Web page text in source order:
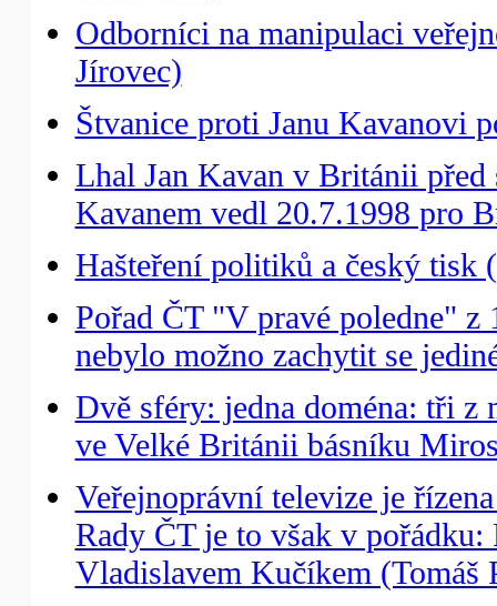
Odborníci na manipulaci
Jírovec)
Štvanice proti Janu Kavanovi
Lhal Jan Kavan v Británii před
Kavanem vedl 20.7.1998 pro
Hašteření politiků a český tisk
Pořad ČT "V pravé poledne" z
nebylo možno zachytit se
Dvě sféry: jedna doména: tři z
ve Velké Británii básníku
Veřejnoprávní televize je
Rady ČT je to však v pořádku:
Vladislavem Kučíkem (Tomáš